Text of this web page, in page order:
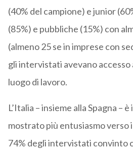
(40% del campione) e junior
(85%) e pubbliche (15%) con
(almeno 25 se in imprese con
gli intervistati avevano accesso
luogo di lavoro.
L’Italia – insieme alla Spagna –
mostrato più entusiasmo verso
74% degli intervistati convinto